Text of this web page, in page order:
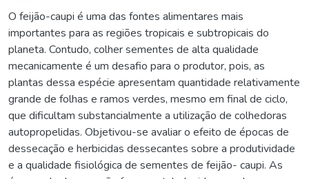
O feijão-caupi é uma das fontes alimentares mais
importantes para as regiões tropicais e subtropicais do
planeta. Contudo, colher sementes de alta qualidade
mecanicamente é um desafio para o produtor, pois, as
plantas dessa espécie apresentam quantidade relativamente
grande de folhas e ramos verdes, mesmo em final de ciclo,
que dificultam substancialmente a utilização de colhedoras
autopropelidas. Objetivou-se avaliar o efeito de épocas de
dessecação e herbicidas dessecantes sobre a produtividade
e a qualidade fisiológica de sementes de feijão- caupi. As